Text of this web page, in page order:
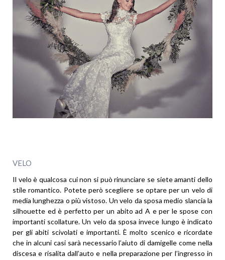
VELO
Il velo è qualcosa cui non si può rinunciare se siete amanti dello
stile romantico. Potete però scegliere se optare per un velo di
media lunghezza o più vistoso. Un velo da sposa medio slancia la
silhouette ed è perfetto per un abito ad A e per le spose con
importanti scollature. Un velo da sposa invece lungo è indicato
per gli abiti scivolati e importanti. È molto scenico e ricordate
che in alcuni casi sarà necessario l’aiuto di damigelle come nella
discesa e risalita dall’auto e nella preparazione per l’ingresso in